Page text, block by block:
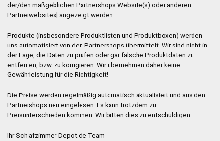
der/den maßgeblichen Partnershops Website(s) oder anderen
Partnerwebsites] angezeigt werden.
Produkte (insbesondere Produktlisten und Produktboxen) werden
uns automatisiert von den Partnershops übermittelt. Wir sind nicht in
der Lage, die Daten zu prüfen oder gar falsche Produktdaten zu
entfernen, bzw. zu korrigieren. Wir übernehmen daher keine
Gewährleistung für die Richtigkeit!
Die Preise werden regelmäßig automatisch aktualisiert und aus den
Partnershops neu eingelesen. Es kann trotzdem zu
Preisunterschieden kommen. Wir bitten dies zu entschuldigen.
Ihr Schlafzimmer-Depot.de Team